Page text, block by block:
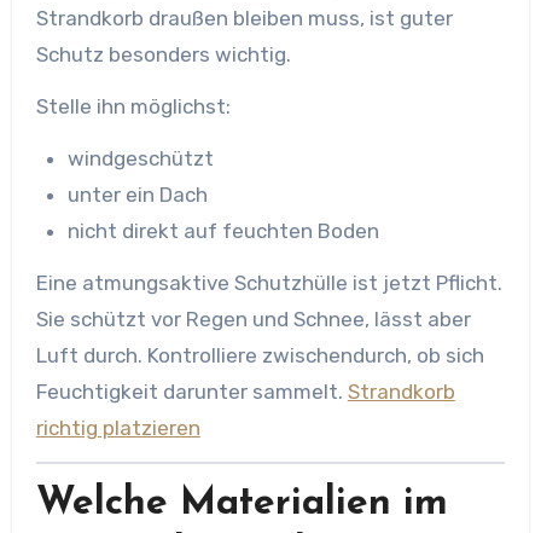
Strandkorb draußen bleiben muss, ist guter
Schutz besonders wichtig.
Stelle ihn möglichst:
windgeschützt
unter ein Dach
nicht direkt auf feuchten Boden
Eine atmungsaktive Schutzhülle ist jetzt Pflicht.
Sie schützt vor Regen und Schnee, lässt aber
Luft durch. Kontrolliere zwischendurch, ob sich
Feuchtigkeit darunter sammelt. Strandkorb
richtig platzieren
Welche Materialien im